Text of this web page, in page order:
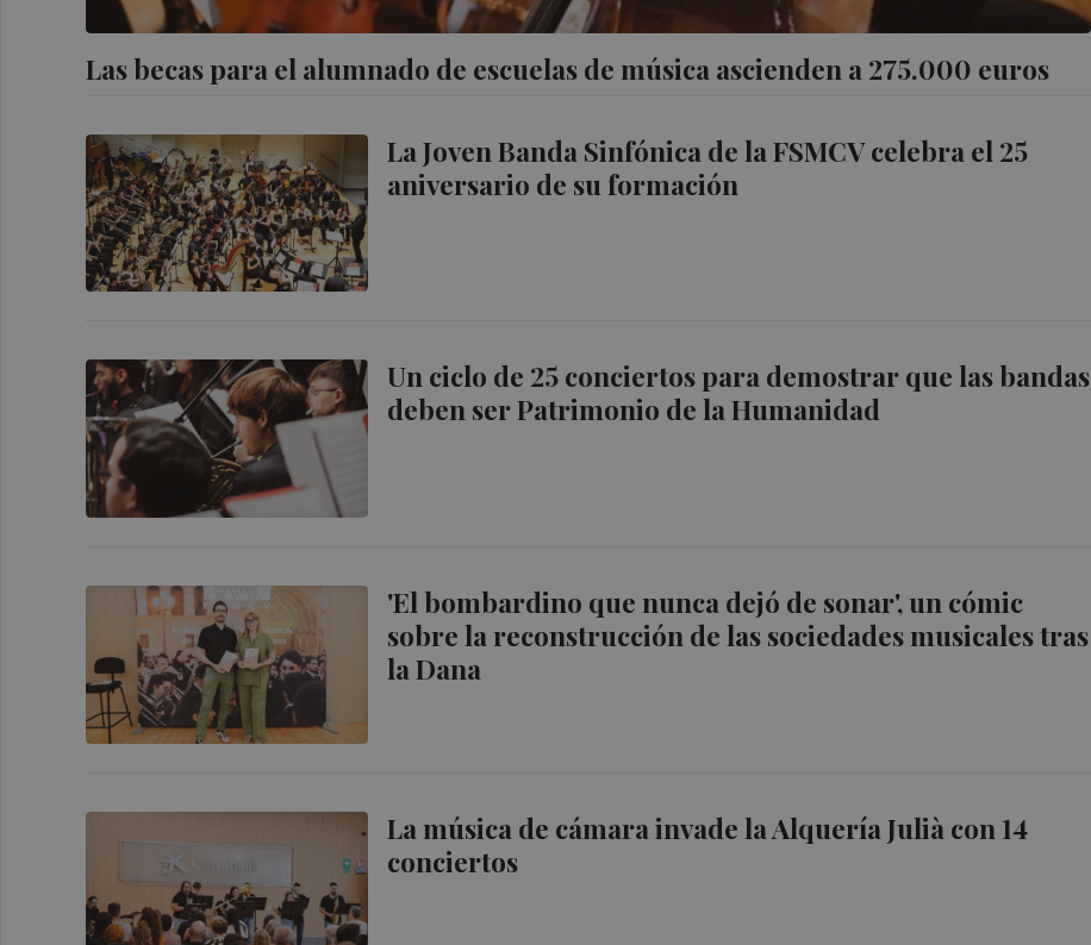
Las becas para el alumnado de escuelas de música ascienden a 275.000 euros
La Joven Banda Sinfónica de la FSMCV celebra el 25
aniversario de su formación
Un ciclo de 25 conciertos para demostrar que las bandas
deben ser Patrimonio de la Humanidad
'El bombardino que nunca dejó de sonar', un cómic
sobre la reconstrucción de las sociedades musicales tras
la Dana
La música de cámara invade la Alquería Julià con 14
conciertos